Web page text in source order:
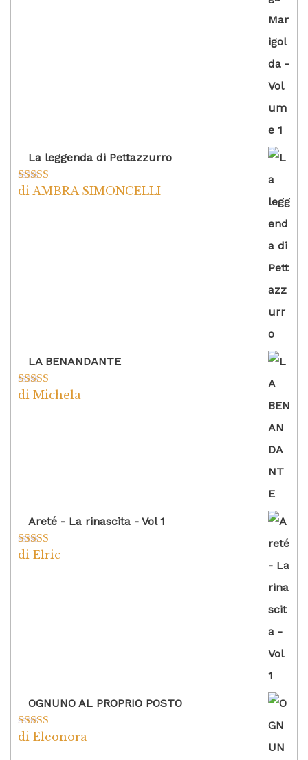
La leggenda di Pettazzurro
Valutato5su
di AMBRA SIMONCELLI
LA BENANDANTE
Valutato5su
di Michela
Areté - La rinascita - Vol 1
Valutato5
di Elric
OGNUNO AL PROPRIO POSTO
Valutato5su
di Eleonora